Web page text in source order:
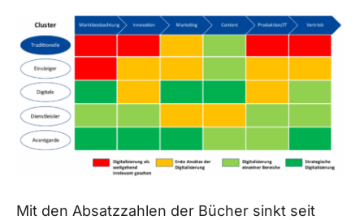
Mit den Absatzzahlen der Bücher sinkt seit